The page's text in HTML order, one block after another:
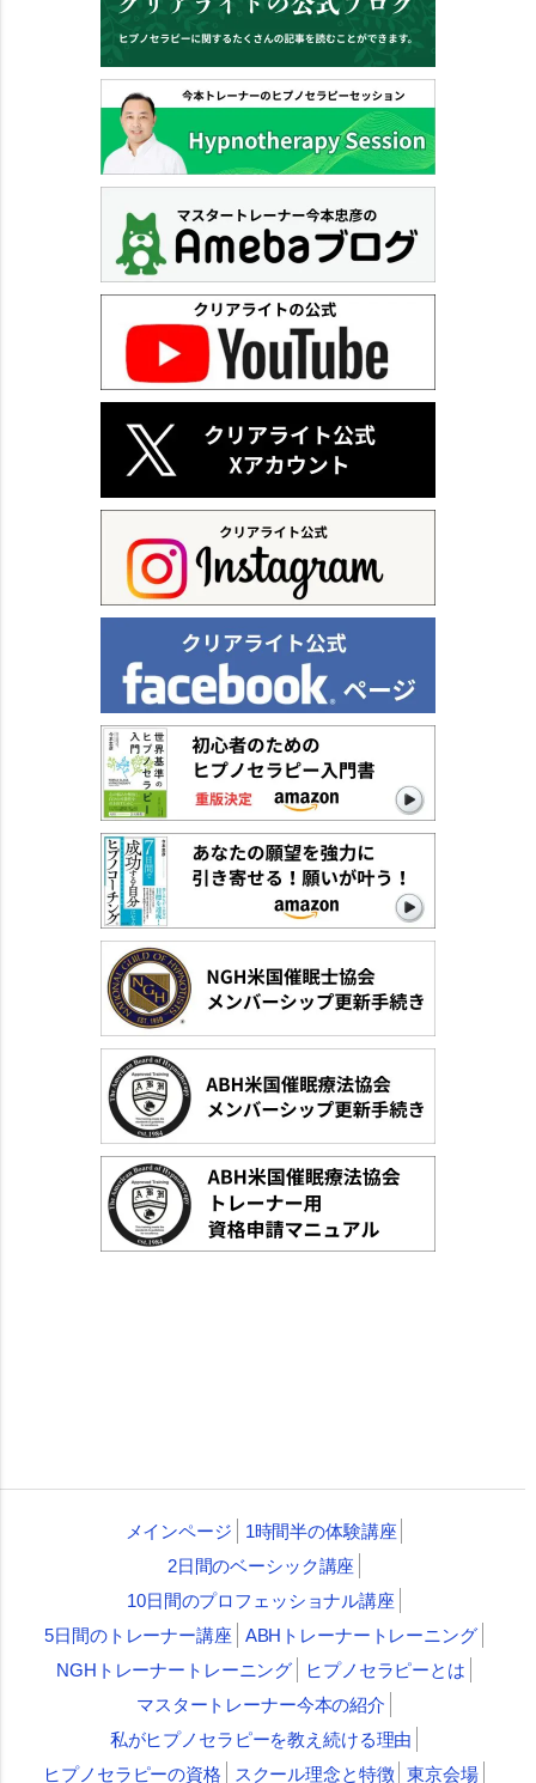
メインページ
1時間半の体験講座
2日間のベーシック講座
10日間のプロフェッショナル講座
5日間のトレーナー講座
ABHトレーナートレーニング
NGHトレーナートレーニング
ヒプノセラピーとは
マスタートレーナー今本の紹介
私がヒプノセラピーを教え続ける理由
ヒプノセラピーの資格
スクール理念と特徴 東京会場